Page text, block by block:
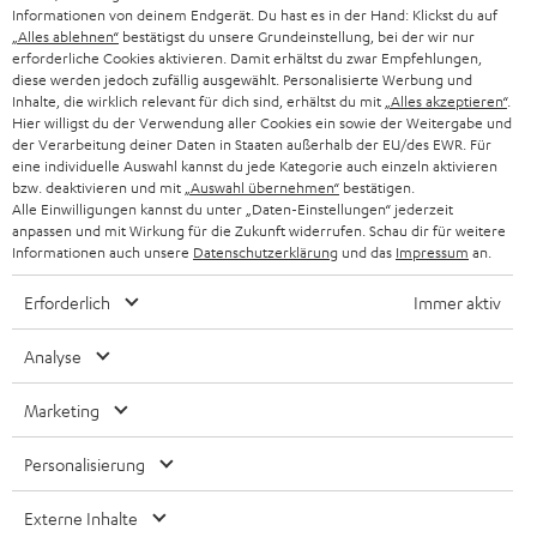
SMART HOME
BLUETOOTH-LAUTSPRECHER
KOPFHÖRER
BLUETOOTH-KOPFHÖRER
STEREOANLAGEN
GESCHÄFTSKUNDEN
PARTNERPROGRAMM
BLOG
NEWSLETTER
STORES
DEINE VORTEILE BEI TEUFEL
TEUFEL STORY
UNSER MANAGEMENT
NACHHALTIGKEIT
UNSERE WERTE
ÖSTERREICH
SCHWEIZ
NIEDERLANDE
BELGIEN
FRANKREICH
SPANIEN
ITALIEN
Fotos abgebildete Zubehör ist nicht im Lieferumfang enthalten. Etwaige
Informationen von deinem Endgerät. Du hast es in der Hand: Klickst du auf
„Alles ablehnen“ bestätigst du unsere Grundeinstellung, bei der wir nur
erforderliche Cookies aktivieren. Damit erhältst du zwar Empfehlungen,
diese werden jedoch zufällig ausgewählt. Personalisierte Werbung und
Inhalte, die wirklich relevant für dich sind, erhältst du mit „Alles akzeptieren“.
Hier willigst du der Verwendung aller Cookies ein sowie der Weitergabe und
der Verarbeitung deiner Daten in Staaten außerhalb der EU/des EWR. Für
eine individuelle Auswahl kannst du jede Kategorie auch einzeln aktivieren
bzw. deaktivieren und mit „Auswahl übernehmen“ bestätigen.
Alle Einwilligungen kannst du unter „Daten-Einstellungen“ jederzeit
anpassen und mit Wirkung für die Zukunft widerrufen. Schau dir für weitere
Informationen auch unsere Datenschutzerklärung und das Impressum an.
Erforderlich Immer aktiv
Analyse
Marketing
Personalisierung
Externe Inhalte